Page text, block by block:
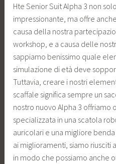
Hte Senior Suit Alpha 3 non
impressionante, ma offre
causa della nostra
workshop, e a causa delle
sappiamo benissimo quale
simulazione di età deve
Tuttavia, creare i nostri
scaffale significa sempre un
nostro nuovo Alpha 3 offriamo
specializzata in una scatola
auricolari e una migliore
ai miglioramenti, siamo riusciti
in modo che possiamo anche